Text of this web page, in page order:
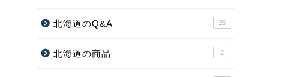
北海道のQ&A 25
北海道の商品 2